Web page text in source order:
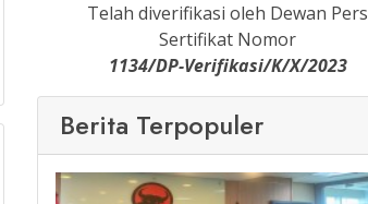
Telah diverifikasi oleh Dewan Pers
Sertifikat Nomor
1134/DP-Verifikasi/K/X/2023
Berita Terpopuler